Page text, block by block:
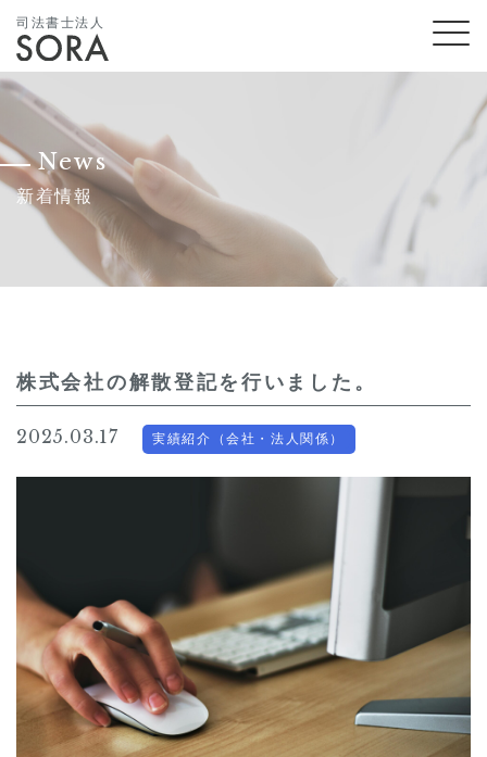
司法書士法人
News
新着情報
株式会社の解散登記を行いました。
2025.03.17 実績紹介（会社・法人関係）